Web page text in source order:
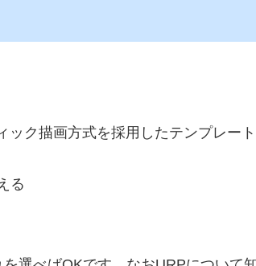
ク描画方式を採用したテンプレート
る